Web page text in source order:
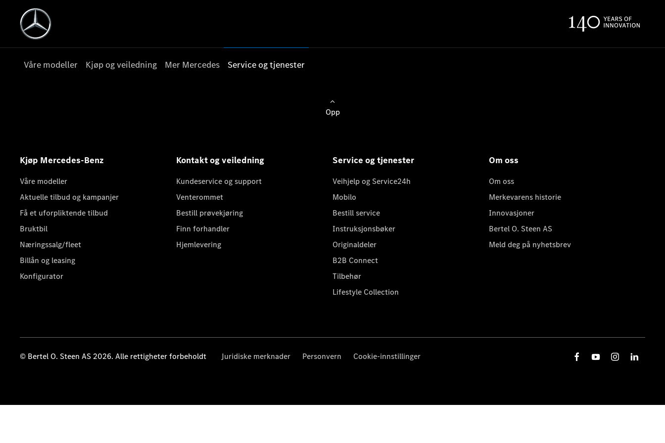
Våre modeller Kjøp og veiledning Mer Mercedes Service og tjenester
Opp
Kjøp Mercedes-Benz
Våre modeller
Aktuelle tilbud og kampanjer
Få et uforpliktende tilbud
Bruktbil
Næringssalg/fleet
Billån og leasing
Konfigurator
Kontakt og veiledning
Kundeservice og support
Venterommet
Bestill prøvekjøring
Finn forhandler
Hjemlevering
Service og tjenester
Veihjelp og Service24h
Mobilo
Bestill service
Instruksjonsbøker
Originaldeler
B2B Connect
Tilbehør
Lifestyle Collection
Om oss
Om oss
Merkevarens historie
Innovasjoner
Bertel O. Steen AS
Meld deg på nyhetsbrev
© Bertel O. Steen AS 2026. Alle rettigheter forbeholdt Juridiske merknader Personvern Cookie-innstillinger